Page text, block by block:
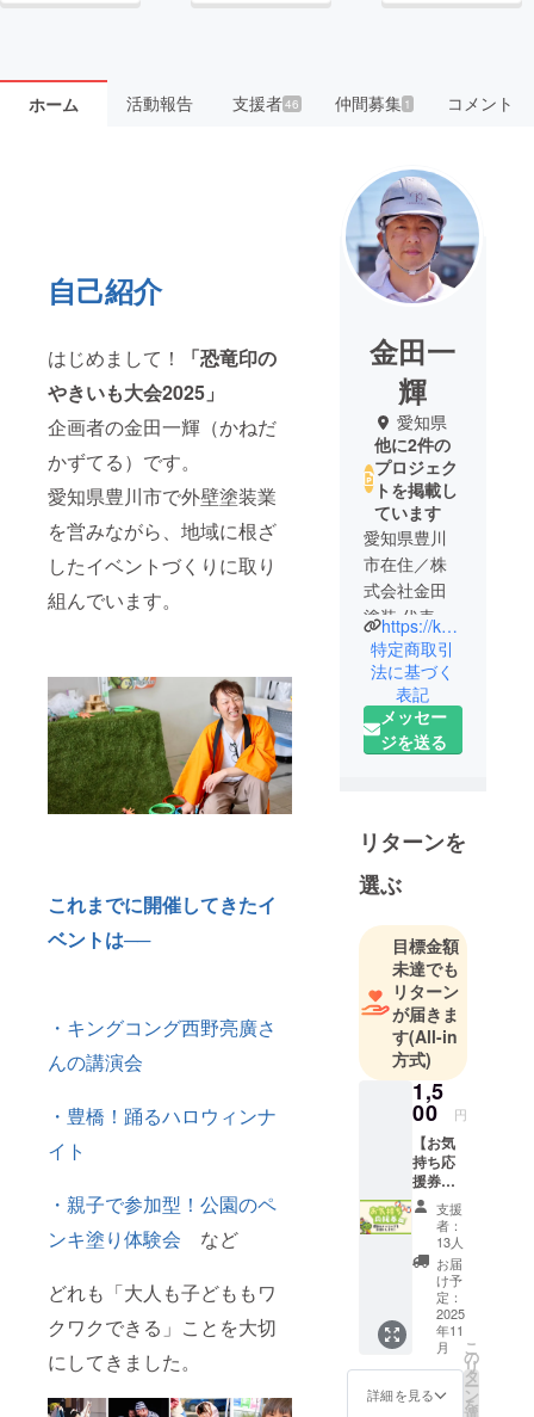
ホーム 活動報告 支援者46 仲間募集 1 コメント
自己紹介
はじめまして！
「恐竜印の
やきいも大会2025」
企画者の金田一輝（かねだ
かずてる）です。
愛知県豊川市で外壁塗装業
を営みながら、地域に根ざ
したイベントづくりに取り
組んでいます。
これまでに開催してきたイ
ベントは──
・キングコング西野亮廣さ
んの講演会
・豊橋！踊るハロウィンナ
イト
・親子で参加型！公園のペ
ンキ塗り体験会 など
どれも「大人も子どももワ
クワクできる」ことを大切
にしてきました。
金田一
輝
愛知県
他に2件の
プロジェク
トを掲載し
ています
愛知県豊川
市在住／株
式会社金田
塗装 代表取
締役
https://kanedatoso.com/
特定商取引
法に基づく
表記
メッセー
ジを送る
リターンを
選ぶ
目標金額
未達でも
リターン
が届きま
す(All-in
方式)
1,5
00 円
【お気
持ち応
援券】
（1,500
円） こ
のプロ
ジェク
トに共
感し、
「少し
でも力
になれ
た
ら…」
という
支援
者：
13人
お届
け予
定：
2025
年11
月
詳細を見る
こ
の
リ
タ
ー
ン
を